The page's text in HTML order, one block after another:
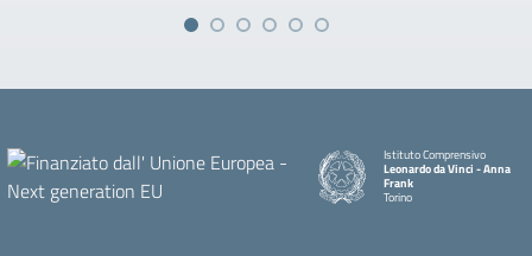
Istituto Comprensivo
Leonardo da Vinci - Anna
Frank
Torino